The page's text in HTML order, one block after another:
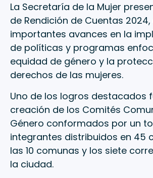
La Secretaría de la Mujer
de Rendición de Cuentas
importantes avances en la
de políticas y programas
equidad de género y la
derechos de las mujeres.
Uno de los logros destacados
creación de los Comités
Género conformados por un
integrantes distribuidos en 45
las 10 comunas y los siete
la ciudad.